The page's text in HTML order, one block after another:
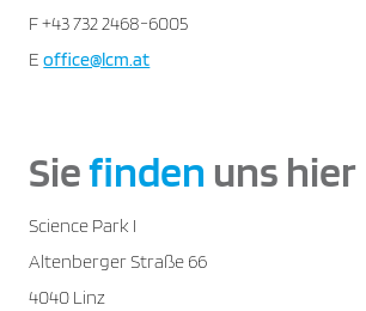
F +43 732 2468-6005
Eoffice@lcm.at
Siefinden uns hier
Science Park I
Altenberger Straße 66
4040 Linz